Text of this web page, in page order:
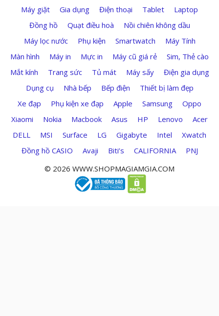
Máy giặt
Gia dụng Điện thoại Tablet
Laptop
Đồng hồ
Quạt điều hoà
Nồi chiên không dầu
Máy lọc nước
Phụ kiện Smartwatch
Máy Tính
Màn hình
Máy in Mực in Máy cũ giá rẻ
Sim, Thẻ cào
Mắt kính
Trang sức Tủ mát Máy sấy
Điện gia dụng
Dụng cụ
Nhà bếp Bếp điện
Thiết bị làm đẹp
Xe đạp
Phụ kiện xe đạp Apple Samsung
Oppo
Xiaomi
Nokia Macbook Asus HP Lenovo
Acer
DELL
MSI Surface LG Gigabyte Intel
Xwatch
Đồng hồ CASIO
Avaji Biti’s CALIFORNIA
PNJ
© 2026 WWW.SHOPMAGIAMGIA.COM